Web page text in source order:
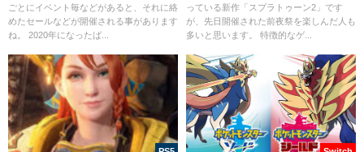
ごとにイベント毎などがあると、それに絡
めたセールなどが開催される事があります
ね。 2020年になったば...
っている新作「スプラトゥーン2」です
が、先日開催された前夜祭を楽しんだ人も
多いと思います。 特徴的なゲ...